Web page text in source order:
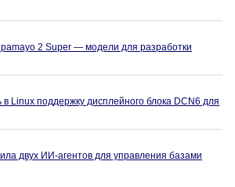
2 Super — модели для разработки
Linux поддержку дисплейного блока DCN6 для
двух ИИ-агентов для управления базами